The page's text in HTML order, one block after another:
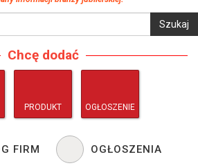
Chcę dodać
PRODUKT OGŁOSZENIE
FIRM OGŁOSZENIA